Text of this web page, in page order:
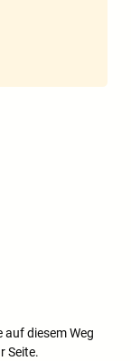
auf diesem Weg
Seite.